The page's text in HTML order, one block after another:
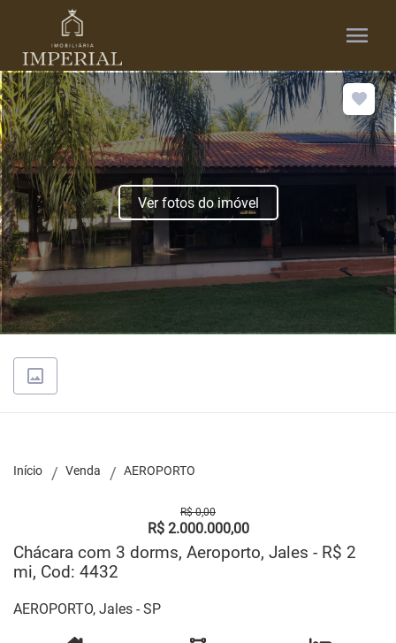
menu
Ver fotos do imóvel
Início Venda AEROPORTO
R$ 0,00
R$ 2.000.000,00
Chácara com 3 dorms, Aeroporto, Jales - R$ 2
mi, Cod: 4432
AEROPORTO, Jales - SP